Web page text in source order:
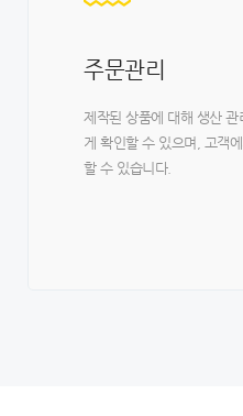
주문관리
제작된 상품에 대해 생산
게 확인할 수 있으며, 고객
할 수 있습니다.